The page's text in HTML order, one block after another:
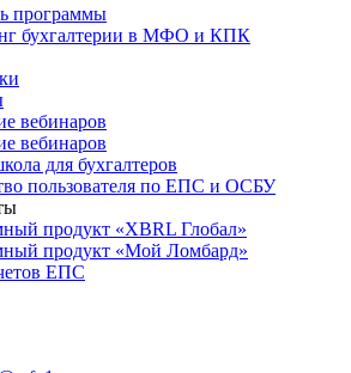
программы
бухгалтерии в МФО и КПК
вебинаров
вебинаров
для бухгалтеров
пользователя по ЕПС и ОСБУ
продукт «XBRL Глобал»
продукт «Мой Ломбард»
ЕПС